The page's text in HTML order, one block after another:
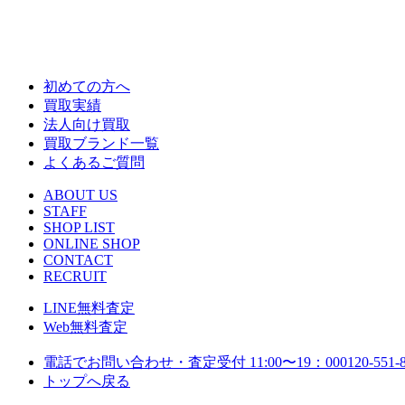
初めての方へ
買取実績
法人向け買取
買取ブランド一覧
よくあるご質問
ABOUT US
STAFF
SHOP LIST
ONLINE SHOP
CONTACT
RECRUIT
LINE無料査定
Web無料査定
電話でお問い合わせ・査定受付 11:00〜19：000120-551-
トップへ戻る